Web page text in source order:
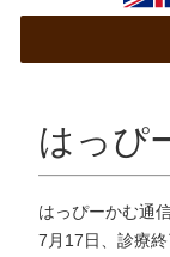
はっぴ
はっぴーかむ通
7月17日、診療